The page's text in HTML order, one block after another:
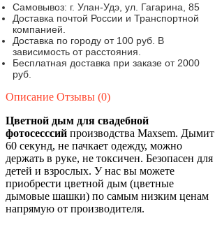
Самовывоз: г. Улан-Удэ, ул. Гагарина, 85
Доставка почтой России и Транспортной
компанией.
Доставка по городу от 100 руб. В
зависимость от расстояния.
Бесплатная доставка при заказе от 2000
руб.
Описание Отзывы (0)
Цветной дым для свадебной
фотосесссий производства Maxsem. Дымит
60 секунд, не пачкает одежду, можно
держать в руке, не токсичен. Безопасен для
детей и взрослых. У нас вы можете
приобрести цветной дым (цветные
дымовые шашки) по самым низким ценам
напрямую от производителя.